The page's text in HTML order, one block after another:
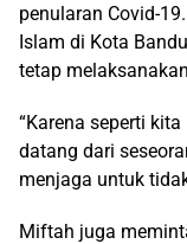
penularan Covid-
Islam di Kota
tetap
“Karena seperti
datang dari
menjaga untuk
Miftah juga